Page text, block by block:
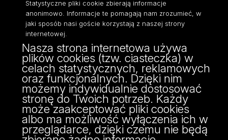
ul. Narutowicza 68, 90-136 Łódź
NIP: 724 000 32 43
Adres do doręczeń elektronicznych (ADE):
AE:PL-74796-17640-IHHIV-17
KONTAKT
Statystyczne pliki cookie zbierają informacje
anonimowo. Informacje te pomagają nam zrozumieć, w
jaki sposób nasi goście korzystają z naszej strony
internetowej.
Nasza strona internetowa używa
plików cookies (tzw. ciasteczka) w
celach statystycznych, reklamowych
oraz funkcjonalnych. Dzięki nim
możemy indywidualnie dostosować
stronę do Twoich potrzeb. Każdy
może zaakceptować pliki cookies
albo ma możliwość wyłączenia ich w
przeglądarce, dzięki czemu nie będą